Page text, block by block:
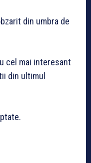
din umbra de
cel mai interesant
din ultimul